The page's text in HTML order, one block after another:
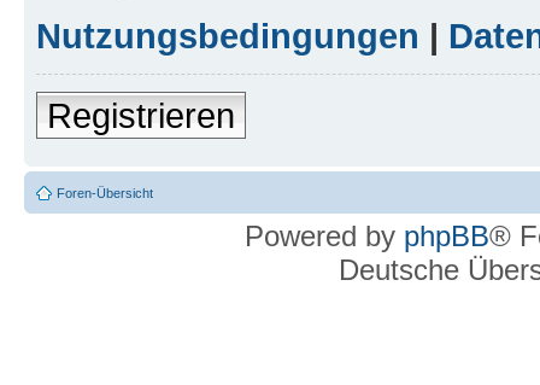
Nutzungsbedingungen |
Registrieren
Foren-Übersicht
Powered by phpBB®
Deutsche